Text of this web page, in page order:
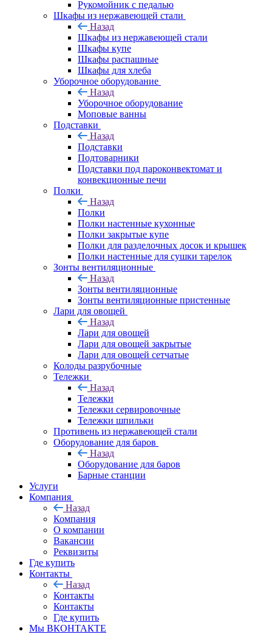
Рукомойник с педалью
Шкафы из нержавеющей стали
Назад
Шкафы из нержавеющей стали
Шкафы купе
Шкафы распашные
Шкафы для хлеба
Уборочное оборудование
Назад
Уборочное оборудование
Моповые ванны
Подставки
Назад
Подставки
Подтоварники
Подставки под пароконвектомат и
конвекционные печи
Полки
Назад
Полки
Полки настенные кухонные
Полки закрытые купе
Полки для разделочных досок и крышек
Полки настенные для сушки тарелок
Зонты вентиляционные
Назад
Зонты вентиляционные
Зонты вентиляционные пристенные
Лари для овощей
Назад
Лари для овощей
Лари для овощей закрытые
Лари для овощей сетчатые
Колоды разрубочные
Тележки
Назад
Тележки
Тележки сервировочные
Тележки шпильки
Противень из нержавеющей стали
Оборудование для баров
Назад
Оборудование для баров
Барные станции
Услуги
Компания
Назад
Компания
О компании
Вакансии
Реквизиты
Где купить
Контакты
Назад
Контакты
Контакты
Где купить
Мы ВКОНТАКТЕ